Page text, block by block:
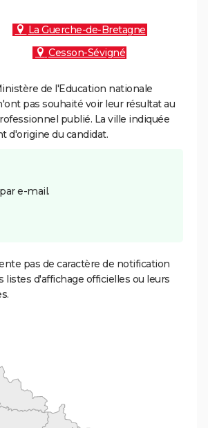
La Guerche-de-Bretagne
Cesson-Sévigné
de l'Education nationale
pas souhaité voir leur résultat au
publié. La ville indiquée
d'origine du candidat.
e-mail.
pas de caractère de notification
d'affichage officielles ou leurs